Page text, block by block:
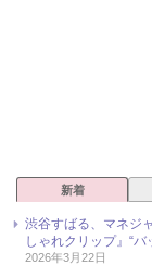
新着
渋谷すばる、マネジ
しゃれクリップ』“
2026年3月22日